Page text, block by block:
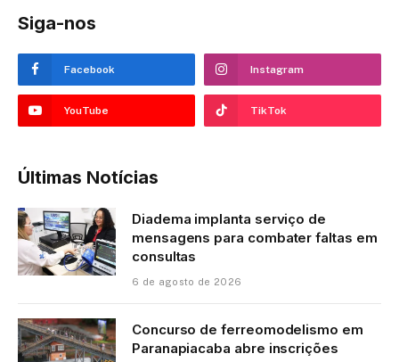
Siga-nos
Facebook Instagram
YouTube TikTok
Últimas Notícias
Diadema implanta serviço de
mensagens para combater faltas em
consultas
6 de agosto de 2026
Concurso de ferreomodelismo em
Paranapiacaba abre inscrições